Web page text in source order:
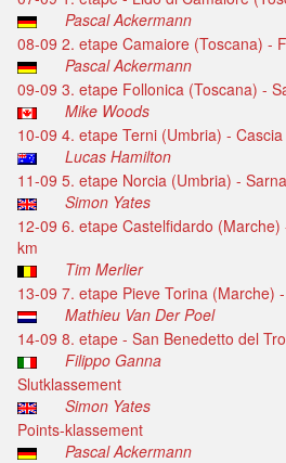
Pascal Ackermann
08-09 2. etape Camaiore (Toscana) -
Pascal Ackermann
09-09 3. etape Follonica (Toscana) -
Mike Woods
10-09 4. etape Terni (Umbria) -
Lucas Hamilton
11-09 5. etape Norcia (Umbria) -
Simon Yates
12-09 6. etape Castelfidardo
km
Tim Merlier
13-09 7. etape Pieve Torina (Marche)
Mathieu Van Der Poel
14-09 8. etape - San Benedetto del
Filippo Ganna
Slutklassement
Simon Yates
Points-klassement
Pascal Ackermann